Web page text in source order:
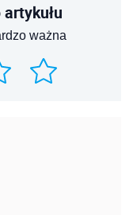
ważna